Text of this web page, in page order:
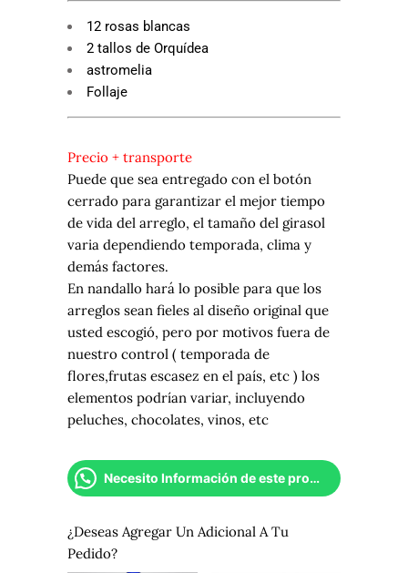
12 rosas blancas
2 tallos de Orquídea
astromelia
Follaje
Precio + transporte
Puede que sea entregado con el botón
cerrado para garantizar el mejor tiempo
de vida del arreglo, el tamaño del girasol
varia dependiendo temporada, clima y
demás factores.
En nandallo hará lo posible para que los
arreglos sean fieles al diseño original que
usted escogió, pero por motivos fuera de
nuestro control ( temporada de
flores,frutas escasez en el país, etc ) los
elementos podrían variar, incluyendo
peluches, chocolates, vinos, etc
Necesito Información de este producto
¿Deseas Agregar Un Adicional A Tu
Pedido?